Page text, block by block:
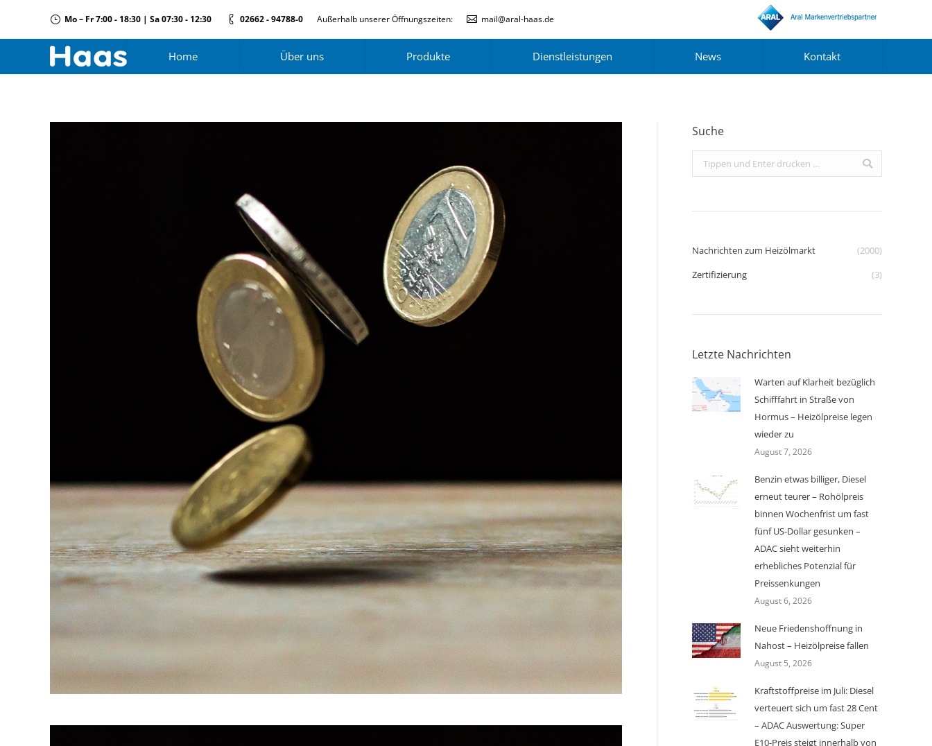
Mo – Fr 7:00 - 18:30 | Sa 07:30 - 12:30 02662 - 94788-0 Außerhalb unserer Öffnungszeiten: mail@aral-haas.de
Home Über uns Produkte Dienstleistungen News Kontakt
Suche
Search:
Nachrichten zum Heizölmarkt
(2000)
Zertifizierung
(3)
Letzte Nachrichten
Warten auf Klarheit bezüglich
Schifffahrt in Straße von
Hormus – Heizölpreise legen
wieder zu
August 7, 2026
Benzin etwas billiger, Diesel
erneut teurer – Rohölpreis
binnen Wochenfrist um fast
fünf US-Dollar gesunken –
ADAC sieht weiterhin
erhebliches Potenzial für
Preissenkungen
August 6, 2026
Neue Friedenshoffnung in
Nahost – Heizölpreise fallen
August 5, 2026
Kraftstoffpreise im Juli: Diesel
verteuert sich um fast 28 Cent
– ADAC Auswertung: Super
E10-Preis steigt innerhalb von